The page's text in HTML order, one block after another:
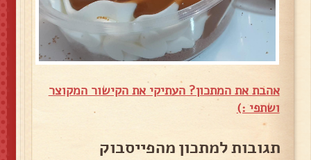
אהבת את המתכון? העתיקי את הקישור המקוצר
ושתפי :)
תגובות למתכון מהפייסבוק